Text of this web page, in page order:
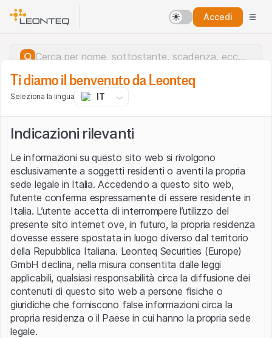
Accedi
Errore del server.
Ti diamo il benvenuto da Leonteq
Seleziona la lingua IT
Indicazioni rilevanti
Le informazioni su questo sito web si rivolgono
esclusivamente a soggetti residenti o aventi la propria
sede legale in Italia. Accedendo a questo sito web,
l’utente conferma espressamente di essere residente in
Italia. L’utente accetta di interrompere l’utilizzo del
presente sito internet ove, in futuro, la propria residenza
dovesse essere spostata in luogo diverso dal territorio
della Repubblica Italiana. Leonteq Securities (Europe)
GmbH declina, nella misura consentita dalle leggi
applicabili, qualsiasi responsabilità circa la diffusione dei
contenuti di questo sito web a persone fisiche o
giuridiche che forniscono false informazioni circa la
propria residenza o il Paese in cui hanno la propria sede
legale.